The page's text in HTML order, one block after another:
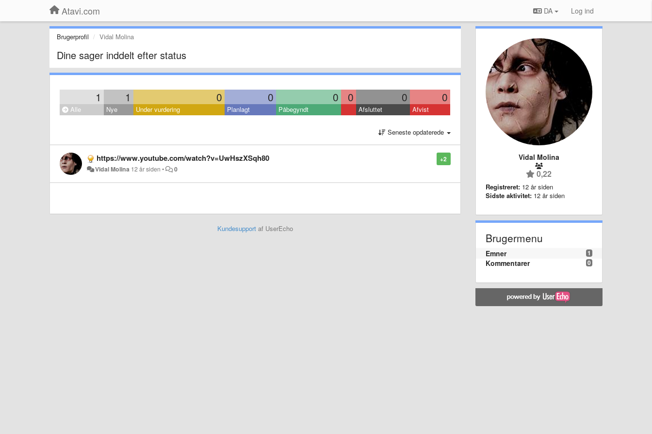
Atavi.com DA Log ind
Brugerprofil Vidal Molina
Dine sager inddelt efter status
1 1 0 0 0 0 0 0
Alle Nye Under vurdering Planlagt Påbegyndt Afsluttet Afvist
Seneste opdaterede
+2
https://www.youtube.com/watch?v=UwHszXSqh80
Vidal Molina 12 år siden • 0
Kundesupportaf UserEcho
Vidal Molina
0,22
Registreret: 12 år siden
Sidste aktivitet: 12 år siden
Brugermenu
1
Emner
0
Kommentarer